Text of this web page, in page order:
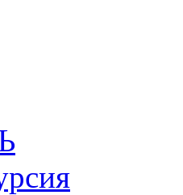
самолёте над Прагой.